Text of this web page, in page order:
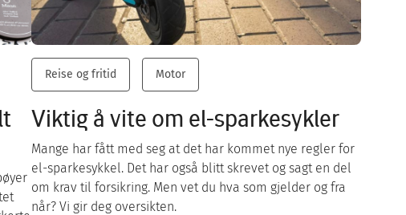
Reise og fritid Motor
Viktig å vite om el-sparkesykler
Mange har fått med seg at det har kommet nye regler for
el-sparkesykkel. Det har også blitt skrevet og sagt en del
om krav til forsikring. Men vet du hva som gjelder og fra
når? Vi gir deg oversikten.